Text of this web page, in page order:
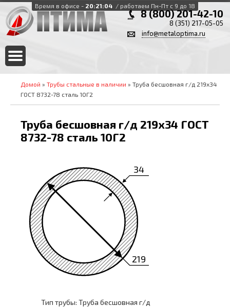
Время в офисе - 20:21:05 / работаем Пн-Пт с 9 до 18
8 (800) 201-42-10
8 (351) 217-05-05
info@metaloptima.ru
Домой » Трубы стальные в наличии » Труба бесшовная г/д 219х34
ГОСТ 8732-78 сталь 10Г2
Труба бесшовная г/д 219х34 ГОСТ
8732-78 сталь 10Г2
219
34
Тип трубы: Труба бесшовная г/д